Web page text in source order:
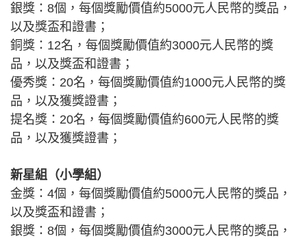
銀獎：8個，每個獎勵價值約5000元人民幣的獎品，
以及獎盃和證書；
銅獎：12名，每個獎勵價值約3000元人民幣的獎
品，以及獎盃和證書；
優秀獎：20名，每個獎勵價值約1000元人民幣的獎
品，以及獲獎證書；
提名獎：20名，每個獎勵價值約600元人民幣的獎
品，以及獲獎證書；
新星組（小學組）
金獎：4個，每個獎勵價值約5000元人民幣的獎品，
以及獎盃和證書；
銀獎：8個，每個獎勵價值約3000元人民幣的獎品，